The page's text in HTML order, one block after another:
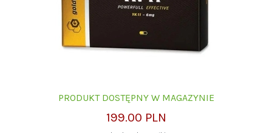
PRODUKT DOSTĘPNY W MAGAZYNIE
199.00 PLN